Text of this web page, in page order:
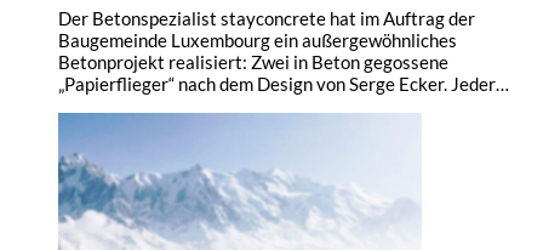
Der Betonspezialist stayconcrete hat im Auftrag der
Baugemeinde Luxembourg ein außergewöhnliches
Betonprojekt realisiert: Zwei in Beton gegossene
„Papierflieger“ nach dem Design von Serge Ecker. Jeder…